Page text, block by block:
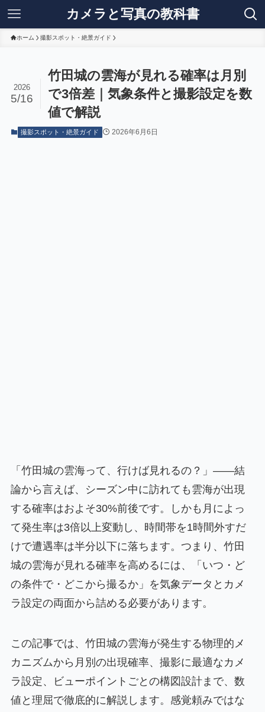
カメラと写真の教科書
ホーム 撮影スポット・絶景ガイド
竹田城の雲海が見れる確率は月別
で3倍差｜気象条件と撮影設定を数
値で解説
2026
5/16
撮影スポット・絶景ガイド 2026年6月6日
「竹田城の雲海って、行けば見れるの？」——結
論から言えば、シーズン中に訪れても雲海が出現
する確率はおよそ30%前後です。しかも月によっ
て発生率は3倍以上変動し、時間帯を1時間外すだ
けで遭遇率は半分以下に落ちます。つまり、竹田
城の雲海が見れる確率を高めるには、「いつ・ど
の条件で・どこから撮るか」を気象データとカメ
ラ設定の両面から詰める必要があります。
この記事では、竹田城の雲海が発生する物理的メ
カニズムから月別の出現確率、撮影に最適なカメ
ラ設定、ビューポイントごとの構図設計まで、数
値と理屈で徹底的に解説します。感覚頼みではな